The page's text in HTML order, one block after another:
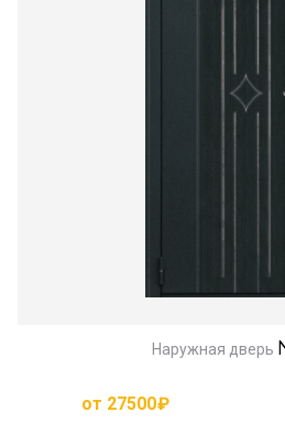
Наружная дверь
от 27500₽